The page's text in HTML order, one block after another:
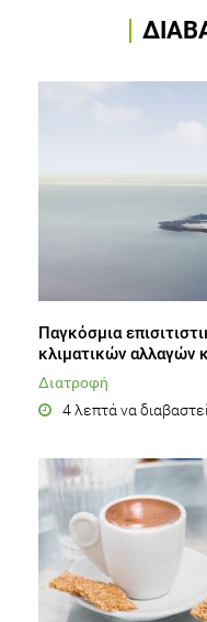
Παγκόσμια
κλιματικών αλλαγών
Διατροφή
4 λεπτά να